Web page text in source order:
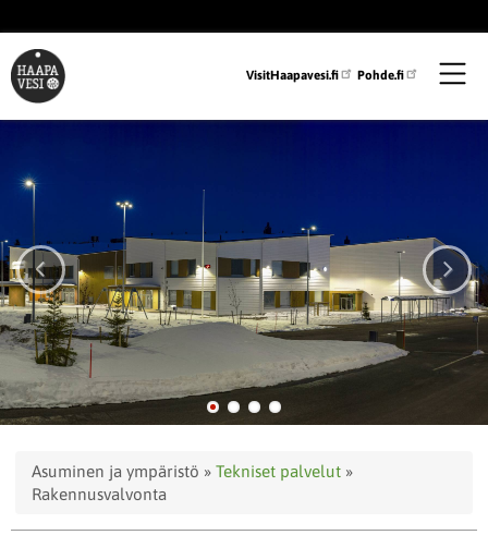
pääsisältöön
VisitHaapavesi.fi Pohde.fi
Murupolku
Asuminen ja ympäristö
Tekniset palvelut
Rakennusvalvonta